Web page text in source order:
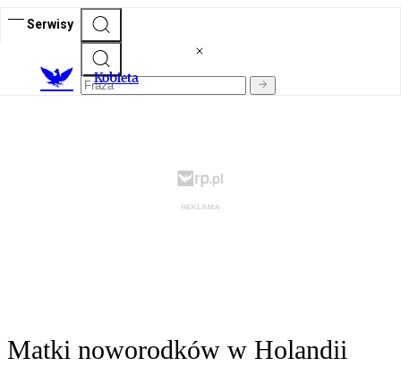
Serwisy
Kobieta
Matki noworodków w Holandii